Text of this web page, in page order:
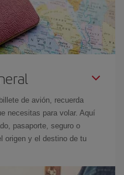
de avión, recuerda
necesitas para volar. Aquí
pasaporte, seguro o
origen y el destino de tu